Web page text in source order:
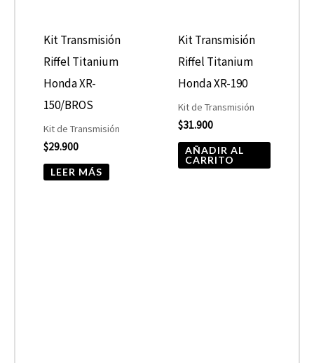
Kit Transmisión
Riffel Titanium
Honda XR-
150/BROS
Kit de Transmisión
$29.900
LEER MÁS
Kit Transmisión
Riffel Titanium
Honda XR-190
Kit de Transmisión
$31.900
AÑADIR AL
CARRITO